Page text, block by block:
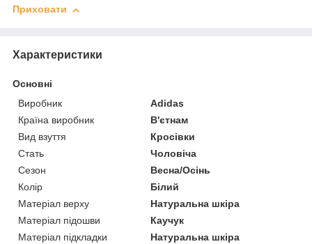
Приховати
Характеристики
Основні
Виробник
Adidas
Країна виробник
В'єтнам
Вид взуття
Кросівки
Стать
Чоловіча
Сезон
Весна/Осінь
Колір
Білий
Матеріал верху
Натуральна шкіра
Матеріал підошви
Каучук
Матеріал підкладки
Натуральна шкіра